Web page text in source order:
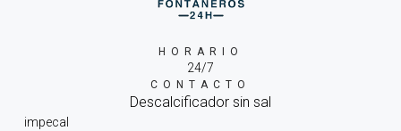
HORARIO
24/7
CONTACTO
Descalcificador sin sal
impecal